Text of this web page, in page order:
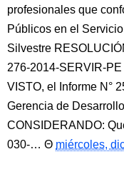
profesionales que
Públicos en el
Silvestre
276-2014-SERVIR-
VISTO, el Informe N°
Gerencia de
CONSIDERANDO:
030-…
miércoles,